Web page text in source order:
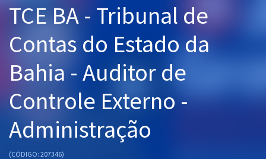
Cursos 20% OFF
Pós
Graduação
OAB
Mentorias
Questões grátis
TCE BA - Tribunal de
Contas do Estado da
Bahia - Auditor de
Controle Externo -
Administração
(CÓDIGO: 207346)